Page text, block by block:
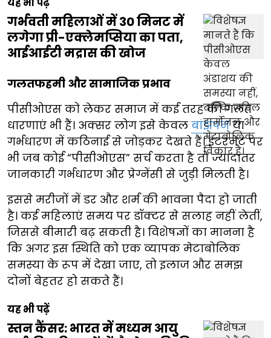
गर्भवती महिलाओं में 30 मिनट में
लगेगा प्री-एक्लेमप्सिया का पता,
आईआईटी मद्रास की खोज
गलतफहमी और सामाजिक प्रभाव
पीसीओएस को लेकर समाज में कई तरह की गलत
धारणाएं भी हैं। अक्सर लोग इसे केवल बांझपनया
गर्भधारण में कठिनाई से जोड़कर देखते हैं। इंटरनेट पर
भी जब कोई “पीसीओएस” सर्च करता है तो ज्यादातर
जानकारी गर्भधारण और प्रेग्नेंसी से जुड़ी मिलती है।
इससे मरीजों में डर और शर्म की भावना पैदा हो जाती
है। कई महिलाएं समय पर डॉक्टर से सलाह नहीं लेतीं,
जिससे बीमारी बढ़ सकती है। विशेषज्ञों का मानना है
कि अगर इस स्थिति को एक व्यापक मेटाबोलिक
समस्या के रूप में देखा जाए, तो इलाज और समझ
दोनों बेहतर हो सकते हैं।
यह भी पढ़ें
स्तन कैंसर: भारत में मध्यम आयु